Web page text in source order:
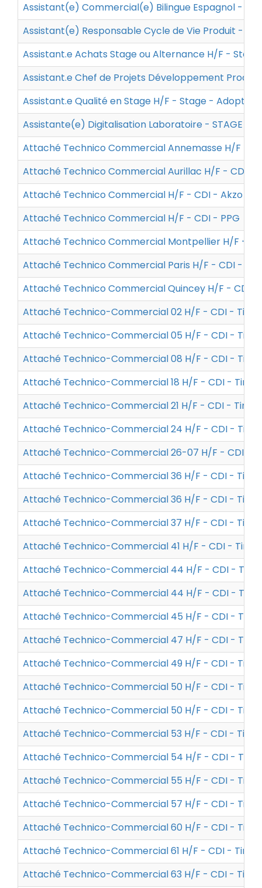
Assistant(e) Commercial(e) Bilingue Espagnol -
Assistant(e) Responsable Cycle de Vie Produit -
Assistant.e Achats Stage ou Alternance H/F -
Assistant.e Chef de Projets Développement
Assistant.e Qualité en Stage H/F - Stage - Adopt'
Assistante(e) Digitalisation Laboratoire - STAGE -
Attaché Technico Commercial Annemasse H/F -
Attaché Technico Commercial Aurillac H/F - CDI -
Attaché Technico Commercial H/F - CDI - Akzo
Attaché Technico Commercial H/F - CDI - PPG
Attaché Technico Commercial Montpellier H/F -
Attaché Technico Commercial Paris H/F - CDI -
Attaché Technico Commercial Quincey H/F - CDI -
Attaché Technico-Commercial 02 H/F - CDI -
Attaché Technico-Commercial 05 H/F - CDI -
Attaché Technico-Commercial 08 H/F - CDI -
Attaché Technico-Commercial 18 H/F - CDI -
Attaché Technico-Commercial 21 H/F - CDI -
Attaché Technico-Commercial 24 H/F - CDI -
Attaché Technico-Commercial 26-07 H/F - CDI -
Attaché Technico-Commercial 36 H/F - CDI -
Attaché Technico-Commercial 36 H/F - CDI -
Attaché Technico-Commercial 37 H/F - CDI -
Attaché Technico-Commercial 41 H/F - CDI -
Attaché Technico-Commercial 44 H/F - CDI -
Attaché Technico-Commercial 44 H/F - CDI -
Attaché Technico-Commercial 45 H/F - CDI -
Attaché Technico-Commercial 47 H/F - CDI -
Attaché Technico-Commercial 49 H/F - CDI -
Attaché Technico-Commercial 50 H/F - CDI -
Attaché Technico-Commercial 50 H/F - CDI -
Attaché Technico-Commercial 53 H/F - CDI -
Attaché Technico-Commercial 54 H/F - CDI -
Attaché Technico-Commercial 55 H/F - CDI -
Attaché Technico-Commercial 57 H/F - CDI -
Attaché Technico-Commercial 60 H/F - CDI -
Attaché Technico-Commercial 61 H/F - CDI -
Attaché Technico-Commercial 63 H/F - CDI -